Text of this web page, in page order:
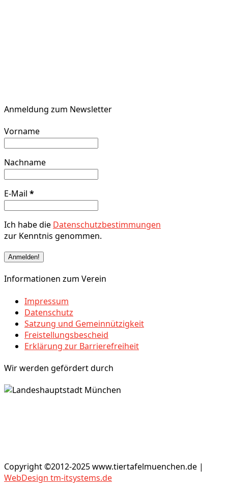
Anmeldung zum Newsletter
Vorname
Nachname
E-Mail *
Ich habe die Datenschutzbestimmungen
zur Kenntnis genommen.
Informationen zum Verein
Impressum
Datenschutz
Satzung und Gemeinnützigkeit
Freistellungsbescheid
Erklärung zur Barrierefreiheit
Wir werden gefördert durch
Copyright ©2012-2025 www.tiertafelmuenchen.de |
WebDesign tm-itsystems.de